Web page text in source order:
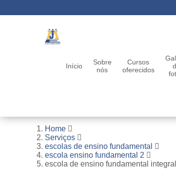
Início
Sobre
nós
Cursos
oferecidos
Home
Serviços
escolas de ensino fundamental
escola ensino fundamental 2
escola de ensino fundamental